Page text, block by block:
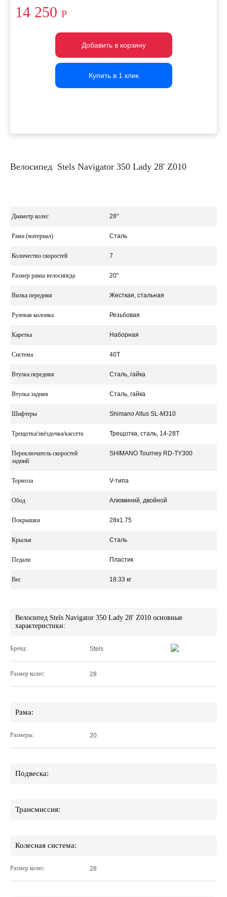
14 250 Р
Добавить в корзину
Добавить в корзину
Добавить в корзину
Купить в 1 клик
Купить в 1 клик
Купить в 1 клик
Велосипед Stels Navigator 350 Lady 28' Z010
Диаметр колес 28"
Рама (материал) Сталь
Количество скоростей 7
Размер рамы велосипеда 20"
Вилка передняя Жесткая, стальная
Рулевая колонка Резьбовая
Каретка Наборная
Система 40Т
Втулка передняя Сталь, гайка
Втулка задняя Сталь, гайка
Шифтеры Shimano Altus SL-M310
Трещотка/звёздочка/кассета Трещотка, сталь, 14-28Т
Переключатель скоростей
задний
SHIMANO Tourney RD-TY300
Тормоза V-типа
Обод Алюминий, двойной
Покрышки 28x1.75
Крылья Сталь
Педали Пластик
Вес 18.33 кг
Велосипед Stels Navigator 350 Lady 28' Z010 основные
характеристики:
Бренд: Stels
Размер колес: 28
Рама:
Размеры: 20
Подвеска:
Трансмиссия:
Колесная система:
Размер колес: 28